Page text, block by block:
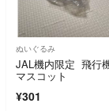
ぬいぐるみ
JAL機内限定 飛行
マスコット
¥301